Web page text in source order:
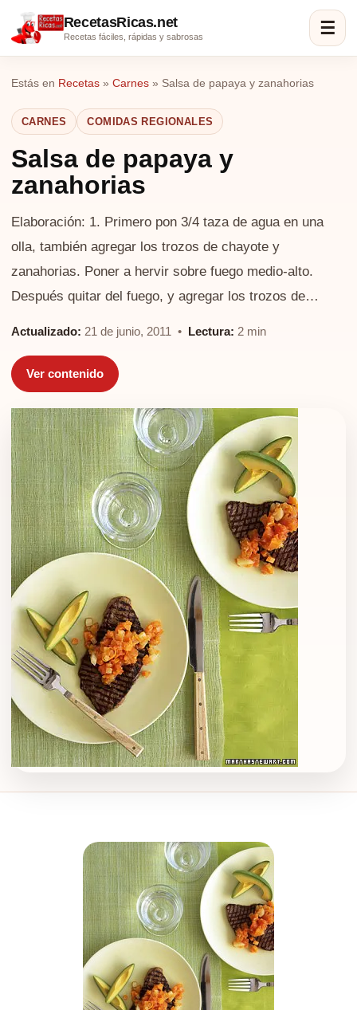
RecetasRicas.net
Recetas fáciles, rápidas y sabrosas ☰
Estás en Recetas » Carnes » Salsa de papaya y zanahorias
CARNES COMIDAS REGIONALES
Salsa de papaya y
zanahorias
Elaboración: 1. Primero pon 3/4 taza de agua en una
olla, también agregar los trozos de chayote y
zanahorias. Poner a hervir sobre fuego medio-alto.
Después quitar del fuego, y agregar los trozos de…
Actualizado: 21 de junio, 2011 • Lectura: 2 min
Ver contenido